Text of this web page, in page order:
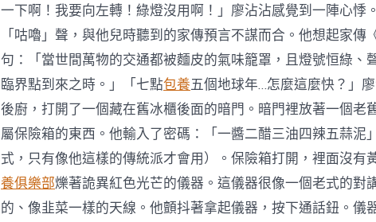
一下啊！我要向左轉！綠燈沒用啊！」廖沾沾感覺到一陣心悸
「咕嚕」聲，與他兒時聽到的家傳預言不謀而合。他想起家傳
句：「當世間萬物的交通都被麵皮的氣味籠罩，且燈號恒綠、
臨界點到來之時。」「七點包養五個地球年…怎麼這麼快？」
後廚，打開了一個藏在舊冰櫃後面的暗門。暗門裡放著一個老
屬保險箱的東西。他輸入了密碼：「一醬二醋三油四辣五蒜泥
式，只有像他這樣的傳統派才會用）。保險箱打開，裡面沒有
養俱樂部爍著詭異紅色光芒的儀器。這儀器很像一個老式的對
的、像韭菜一樣的天線。他顫抖著拿起儀器，按下通話鈕。